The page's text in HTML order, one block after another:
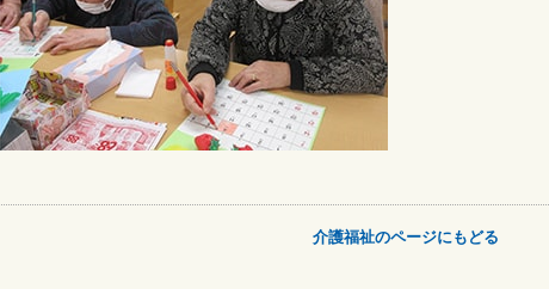
介護福祉のページにもどる